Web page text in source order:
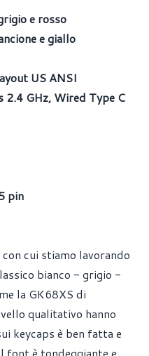
e rosso
e giallo
US ANSI
2.4 GHz, Wired Type C
pin
cui stiamo lavorando
bianco - grigio -
la GK68XS di
qualitativo hanno
keycaps è ben fatta e